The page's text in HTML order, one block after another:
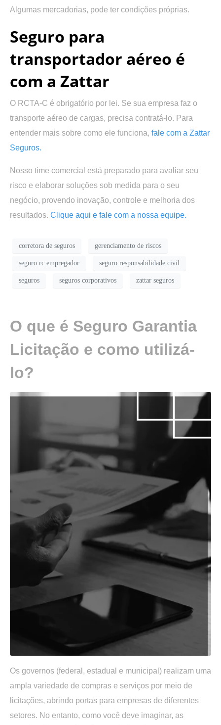
Algumas mercadorias, pode ter condições próprias.
Seguro para
transportador aéreo é
com a Zattar
O RCTA-C é obrigatório por lei. Se sua empresa faz o
transporte aéreo de cargas, precisa contratá-lo. Para
entender mais sobre como ele funciona, fale com a Zattar
Seguros.
Nosso time comercial está preparado para avaliar seu
risco e elaborar soluções sob medida para o seu
negócio, provendo inovação, controle e melhoria dos
resultados. Clique aqui e fale com a nossa equipe.
corretora de seguros gerenciamento de riscos
seguro rc empregador seguro responsabilidade civil
seguros seguros corporativos zattar seguros
O que é Seguro Garantia
Licitação e como utilizá-
lo?
Os governos (federal, estadual e municipal) realizam uma
ampla variedade de compras e serviços por meio de
licitações, abrindo portas para empresas de diferentes
setores. No entanto, como você deve imaginar, as